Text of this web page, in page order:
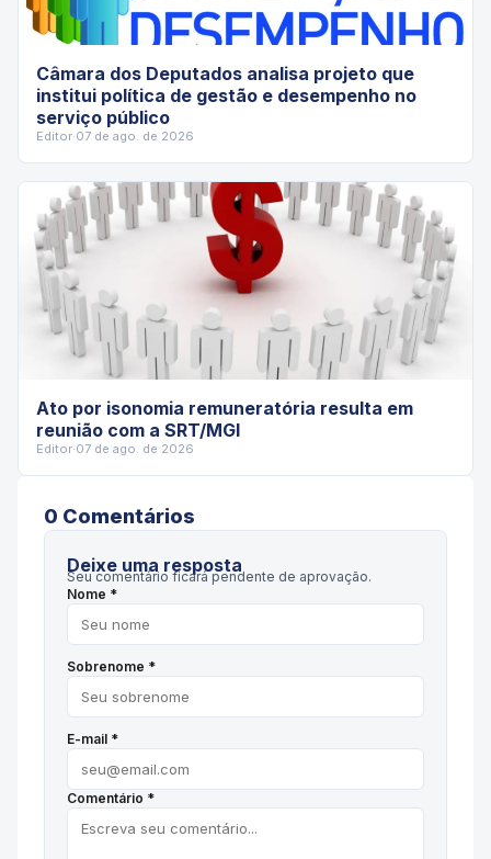
Câmara dos Deputados analisa projeto que
institui política de gestão e desempenho no
serviço público
Editor·07 de ago. de 2026
Ato por isonomia remuneratória resulta em
reunião com a SRT/MGI
Editor·07 de ago. de 2026
0 Comentários
Deixe uma resposta
Seu comentário ficará pendente de aprovação.
Nome *
Sobrenome *
E-mail *
Comentário *